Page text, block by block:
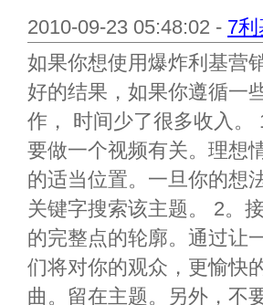
2010-09-23 05:48:02 - 7
如果你想使用爆炸利基营
好的结果，如果你遵循一
作， 时间少了很多收入
要做一个视频有关。理想
的适当位置。一旦你的想
关键字搜索该主题。 2。
的完整点的轮廓。通过让
们将对你的观众，更愉快
曲。留在主题。另外，不